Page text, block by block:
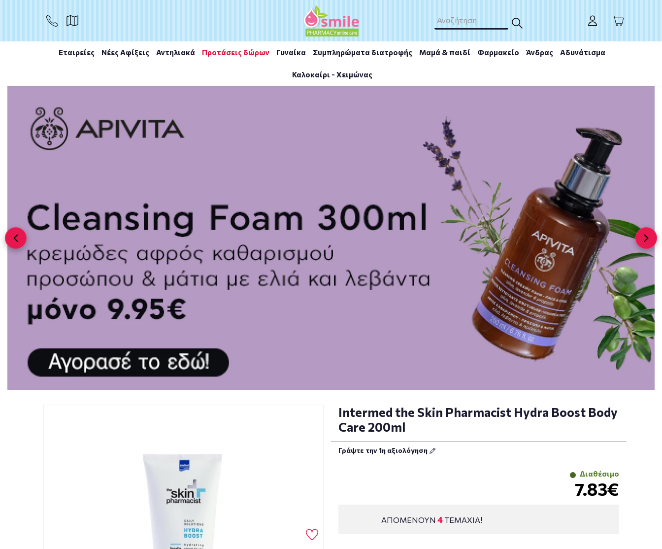
Εταιρείες Νέες Αφίξεις Αντηλιακά Προτάσεις δώρων Γυναίκα Συμπληρώματα διατροφής Μαμά & παιδί Φαρμακείο Άνδρας Αδυνάτισμα
Καλοκαίρι - Χειμώνας
Intermed the Skin Pharmacist Hydra Boost Body Care 200ml
ΑΓΟΡΑ
Intermed the Skin Pharmacist Hydra Boost Body
Care 200ml
Γράψτε την 1η αξιολόγηση
Διαθέσιμο
7.83€
ΑΠΟΜΕΝΟΥΝ4ΤΕΜΑΧΙΑ!